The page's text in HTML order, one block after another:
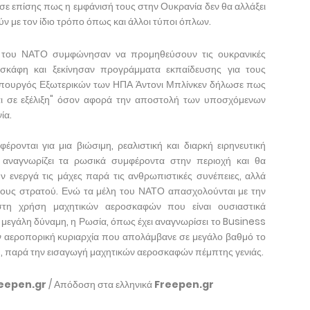
επίσης πως η εμφάνισή τους στην Ουκρανία δεν θα αλλάξει
με τον ίδιο τρόπο όπως και άλλοι τύποι όπλων.
ΝΑΤΟ συμφώνησαν να προμηθεύσουν τις ουκρανικές
και ξεκίνησαν προγράμματα εκπαίδευσης για τους
Εξωτερικών των ΗΠΑ Άντονι Μπλίνκεν δήλωσε πως
σε εξέλιξη" όσον αφορά την αποστολή των υποσχόμενων
για μια βιώσιμη, ρεαλιστική και διαρκή ειρηνευτική
τα ρωσικά συμφέροντα στην περιοχή και θα
ενεργά τις μάχες παρά τις ανθρωπιστικές συνέπειες, αλλά
στρατού. Ενώ τα μέλη του ΝΑΤΟ απασχολούνται με την
χρήση μαχητικών αεροσκαφών που είναι ουσιαστικά
δύναμη, η Ρωσία, όπως έχει αναγνωρίσει το Business
αεροπορική κυριαρχία που απολάμβανε σε μεγάλο βαθμό το
την εισαγωγή μαχητικών αεροσκαφών πέμπτης γενιάς.
/ Απόδοση στα ελληνικά Freepen.gr